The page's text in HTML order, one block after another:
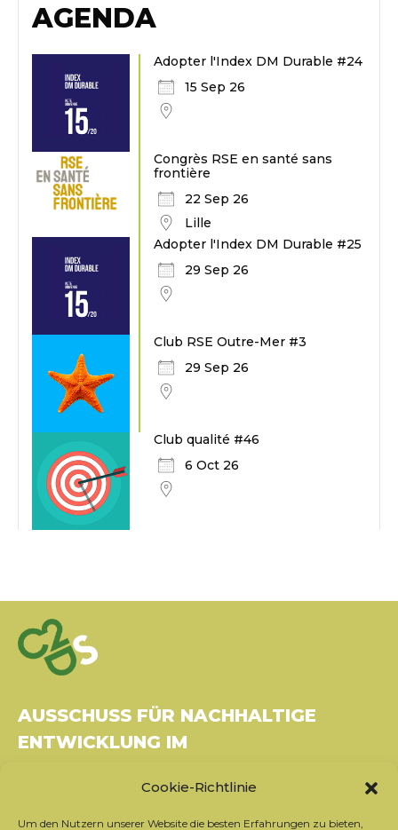
Cookie-Richtlinie
Um den Nutzern unserer Website die besten Erfahrungen zu bieten,
AGENDA
Adopter l'Index DM Durable #24
15 Sep 26
Congrès RSE en santé sans
frontière
22 Sep 26
Lille
Adopter l'Index DM Durable #25
29 Sep 26
Club RSE Outre-Mer #3
29 Sep 26
Club qualité #46
6 Oct 26
AUSSCHUSS FÜR NACHHALTIGE
ENTWICKLUNG IM